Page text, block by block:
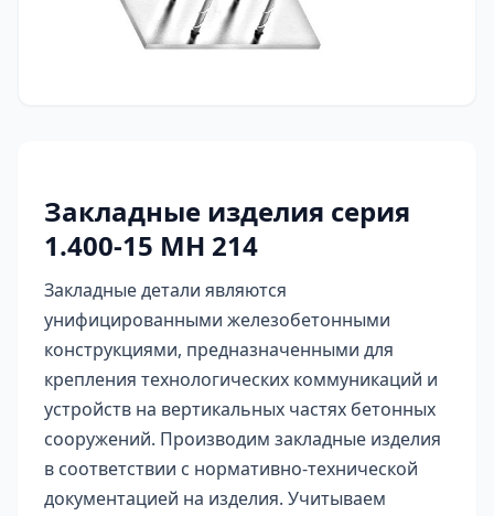
Закладные изделия серия
1.400-15 МН 214
Закладные детали являются
унифицированными железобетонными
конструкциями, предназначенными для
крепления технологических коммуникаций и
устройств на вертикальных частях бетонных
сооружений. Производим закладные изделия
в соответствии с нормативно-технической
документацией на изделия. Учитываем